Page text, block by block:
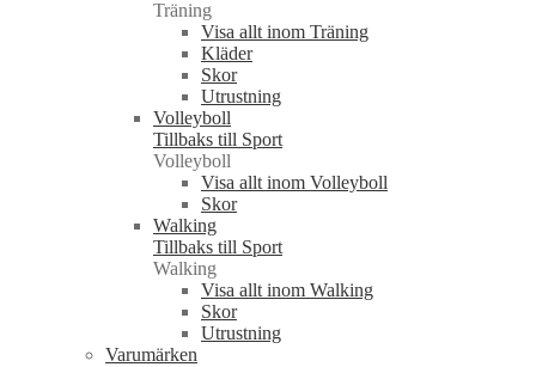
Träning
Visa allt inom Träning
Kläder
Skor
Utrustning
Volleyboll
Tillbaks till Sport
Volleyboll
Visa allt inom Volleyboll
Skor
Walking
Tillbaks till Sport
Walking
Visa allt inom Walking
Skor
Utrustning
Varumärken